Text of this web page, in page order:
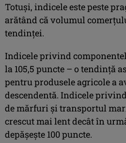
Totuşi, indicele este peste
arătând că volumul
tendinţei.
Indicele privind
la 105,5 puncte – o tendinţă
pentru produsele agricole a
descendentă. Indicele
de mărfuri şi transportul
crescut mai lent decât în
depăşeşte 100 puncte.